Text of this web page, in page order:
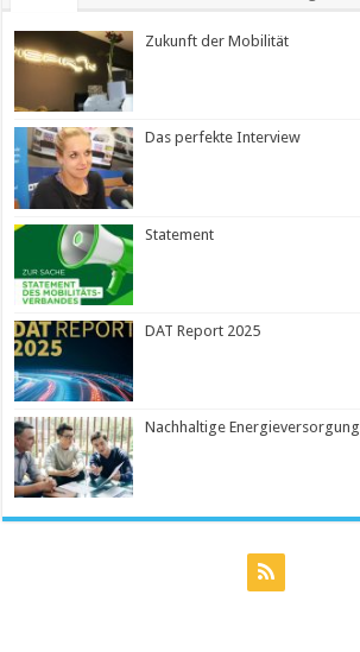
Zukunft der Mobilität
Das perfekte Interview
Statement
DAT Report 2025
Nachhaltige Energieversorgung